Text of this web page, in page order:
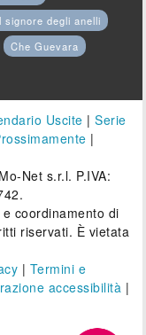
signore degli anelli
Che Guevara
Uscite |Serie
|
Net s.r.l. P.IVA:
coordinamento di
riservati. È vietata
| Termini e
accessibilità |